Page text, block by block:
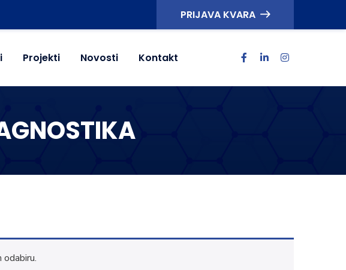
PRIJAVA KVARA
Projekti Novosti Kontakt
odabiru.